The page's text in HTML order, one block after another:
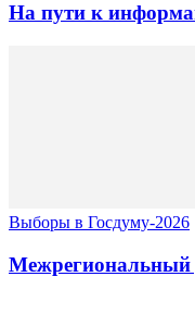
На пути к
Выборы в Госдуму-2026
Межрегиональный